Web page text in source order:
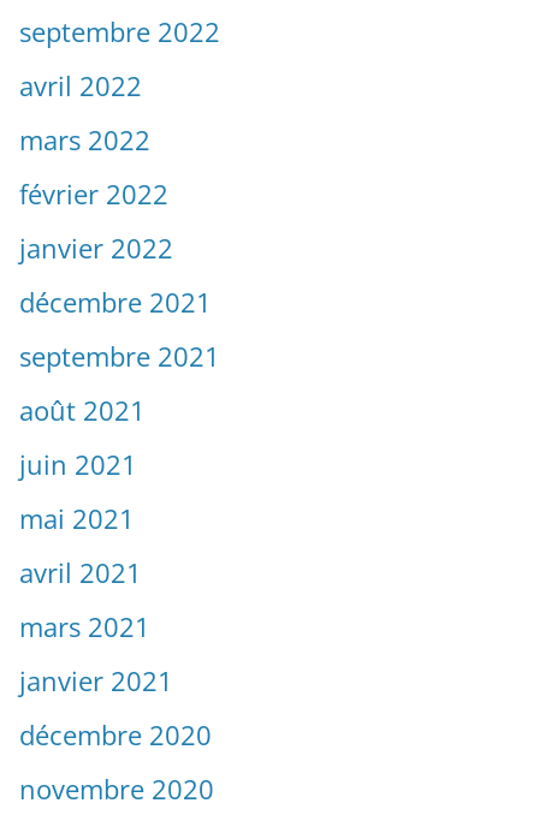
septembre 2022
avril 2022
mars 2022
février 2022
janvier 2022
décembre 2021
septembre 2021
août 2021
juin 2021
mai 2021
avril 2021
mars 2021
janvier 2021
décembre 2020
novembre 2020